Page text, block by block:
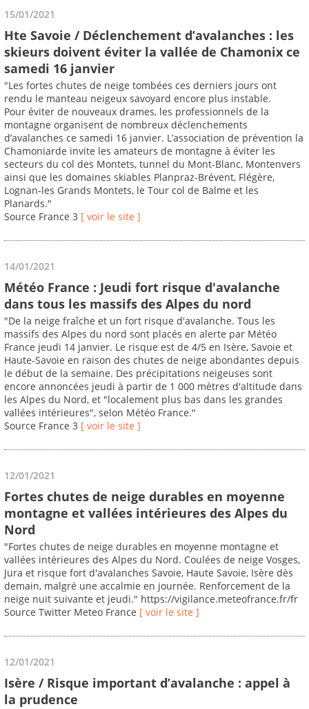
15/01/2021
Hte Savoie / Déclenchement d’avalanches : les
skieurs doivent éviter la vallée de Chamonix ce
samedi 16 janvier
"Les fortes chutes de neige tombées ces derniers jours ont
rendu le manteau neigeux savoyard encore plus instable.
Pour éviter de nouveaux drames, les professionnels de la
montagne organisent de nombreux déclenchements
d’avalanches ce samedi 16 janvier. L’association de prévention la
Chamoniarde invite les amateurs de montagne à éviter les
secteurs du col des Montets, tunnel du Mont-Blanc, Montenvers
ainsi que les domaines skiables Planpraz-Brévent, Flégère,
Lognan-les Grands Montets, le Tour col de Balme et les
Planards."
Source France 3 [ voir le site ]
14/01/2021
Météo France : Jeudi fort risque d'avalanche
dans tous les massifs des Alpes du nord
"De la neige fraîche et un fort risque d'avalanche. Tous les
massifs des Alpes du nord sont placés en alerte par Météo
France jeudi 14 janvier. Le risque est de 4/5 en Isère, Savoie et
Haute-Savoie en raison des chutes de neige abondantes depuis
le début de la semaine. Des précipitations neigeuses sont
encore annoncées jeudi à partir de 1 000 mètres d'altitude dans
les Alpes du Nord, et "localement plus bas dans les grandes
vallées intérieures", selon Météo France."
Source France 3 [ voir le site ]
12/01/2021
Fortes chutes de neige durables en moyenne
montagne et vallées intérieures des Alpes du
Nord
"Fortes chutes de neige durables en moyenne montagne et
vallées intérieures des Alpes du Nord. Coulées de neige Vosges,
Jura et risque fort d'avalanches Savoie, Haute Savoie, Isère dès
demain, malgré une accalmie en journée. Renforcement de la
neige nuit suivante et jeudi." https://vigilance.meteofrance.fr/fr
Source Twitter Meteo France [ voir le site ]
12/01/2021
Isère / Risque important d’avalanche : appel à
la prudence